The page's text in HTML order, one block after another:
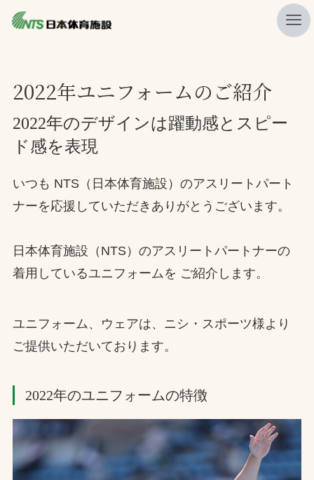
ニュース
プレスリリース
レポート
製品・サービス一覧
施工・管理実績一覧
採用情報
プライバシーポリシー
ソーシャルメディアポリシー
Instagram
Facebook
YouTube
2022年ユニフォームのご紹介
2022年のデザインは躍動感とスピー
ド感を表現
いつも NTS（日本体育施設）のアスリートパート
ナーを応援していただきありがとうございます。
日本体育施設（NTS）のアスリートパートナーの
着用しているユニフォームを ご紹介します。
ユニフォーム、ウェアは、ニシ・スポーツ様より
ご提供いただいております。
2022年のユニフォームの特徴